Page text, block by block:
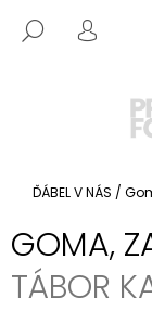
HLEDAT
Domů
ĎÁBEL V NÁS /
GOMA,
TÁBOR
ZPĚT
ZPĚT
P
O
T
Ř
E